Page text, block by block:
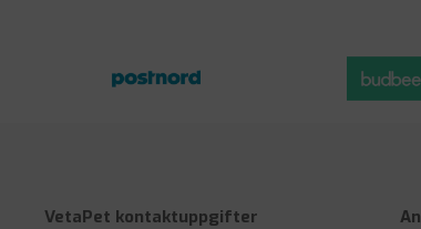
VetaPet kontaktuppgifter